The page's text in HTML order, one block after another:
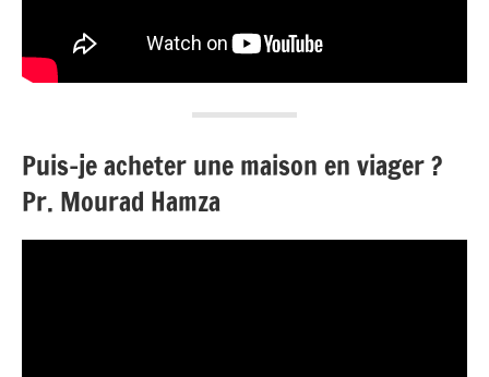
Puis-je acheter une maison en viager ?
Pr. Mourad Hamza